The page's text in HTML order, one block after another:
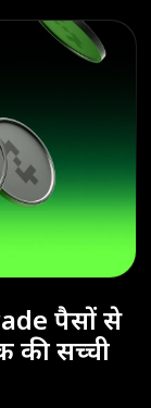
पैसों से
की सच्ची